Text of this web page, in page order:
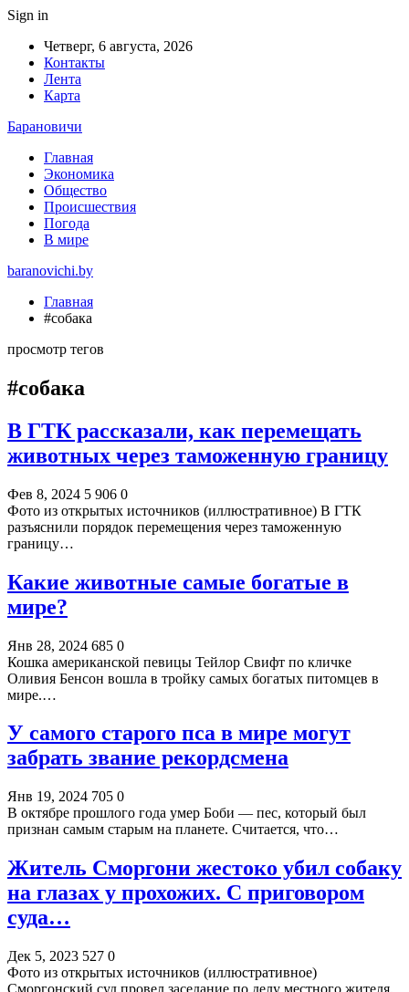
Sign in
Четверг, 6 августа, 2026
Контакты
Лента
Карта
Барановичи
Главная
Экономика
Общество
Происшествия
Погода
В мире
baranovichi.by
Главная
#собака
просмотр тегов
#собака
В ГТК рассказали, как перемещать
животных через таможенную границу
Фев 8, 2024 5 906 0
Фото из открытых источников (иллюстративное) В ГТК
разъяснили порядок перемещения через таможенную
границу…
Какие животные самые богатые в
мире?
Янв 28, 2024 685 0
Кошка американской певицы Тейлор Свифт по кличке
Оливия Бенсон вошла в тройку самых богатых питомцев в
мире.…
У самого старого пса в мире могут
забрать звание рекордсмена
Янв 19, 2024 705 0
В октябре прошлого года умер Боби — пес, который был
признан самым старым на планете. Считается, что…
Житель Сморгони жестоко убил собаку
на глазах у прохожих. С приговором
суда…
Дек 5, 2023 527 0
Фото из открытых источников (иллюстративное)